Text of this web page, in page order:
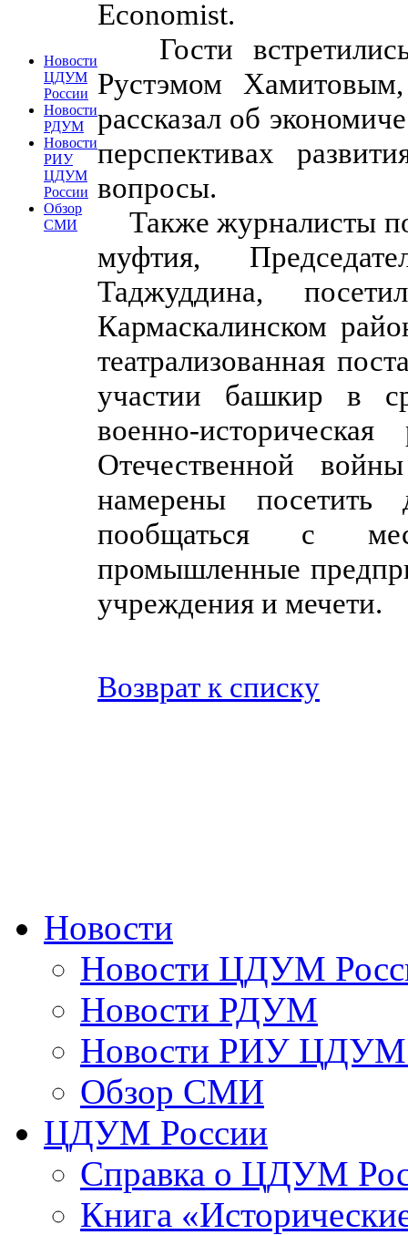
Новости
ЦДУМ
России
Новости
РДУМ
Новости
РИУ
ЦДУМ
России
Обзор
СМИ
Economist.
Гости
Рустэмом
рассказал об
перспективах
вопросы.
Также журналисты
муфтия,
Таджуддина,
Кармаскалинском
театрализованная
участии башкир в
военно-
Отечественной
намерены посетить
пообщаться с
промышленные
учреждения и мечети.
Возврат к списку
Новости
Новости ЦДУМ
Новости РДУМ
Новости РИУ ЦДУМ
Обзор СМИ
ЦДУМ России
Справка о ЦДУМ
Книга